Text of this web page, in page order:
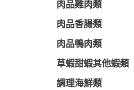
肉品雞肉類
肉品香腸類
肉品鴨肉類
草蝦甜蝦其他蝦類
調理海鮮類